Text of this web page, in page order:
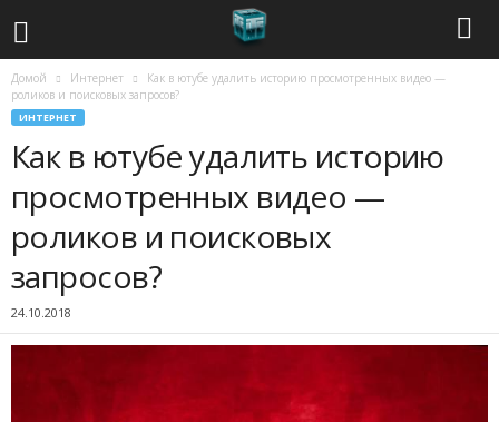
Домой Интернет
Как в ютубе удалить историю просмотренных видео —
роликов и поисковых запросов?
ИНТЕРНЕТ
Как в ютубе удалить историю
просмотренных видео —
роликов и поисковых
запросов?
24.10.2018